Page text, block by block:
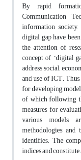
By rapid
Communication
information
digital gap have
the attention of
concept of “digital
address social,
and use of ICT.
for developing
of which following
measures for
various models
methodologies and
identifies. The
indices and